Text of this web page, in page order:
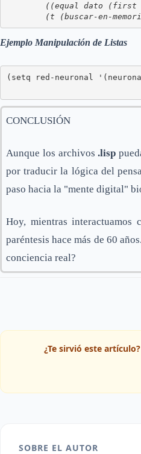
((equal dato (first
(t (buscar-en-memoria
Ejemplo Manipulación de Listas
(setq red-neuronal
(conectada-a
CONCLUSIÓN
Aunque los archivos.lisp
por traducir la lógica del
paso hacia la "mente digital"
Hoy, mientras interactuamos
paréntesis hace más de 60
conciencia real?
¿Te sirvió este
SOBRE EL AUTOR